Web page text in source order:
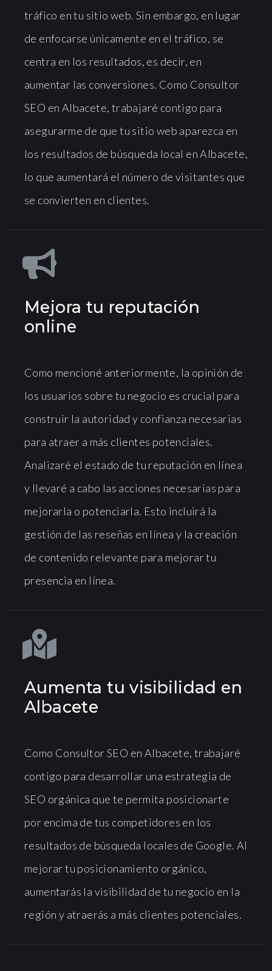
tráfico en tu sitio web. Sin embargo, en lugar
de enfocarse únicamente en el tráfico, se
centra en los resultados, es decir, en
aumentar las conversiones. Como Consultor
SEO en Albacete, trabajaré contigo para
asegurarme de que tu sitio web aparezca en
los resultados de búsqueda local en Albacete,
lo que aumentará el número de visitantes que
se convierten en clientes.
Mejora tu reputación
online
Como mencioné anteriormente, la opinión de
los usuarios sobre tu negocio es crucial para
construir la autoridad y confianza necesarias
para atraer a más clientes potenciales.
Analizaré el estado de tu reputación en línea
y llevaré a cabo las acciones necesarias para
mejorarla o potenciarla. Esto incluirá la
gestión de las reseñas en línea y la creación
de contenido relevante para mejorar tu
presencia en línea.
Aumenta tu visibilidad en
Albacete
Como Consultor SEO en Albacete, trabajaré
contigo para desarrollar una estrategia de
SEO orgánica que te permita posicionarte
por encima de tus competidores en los
resultados de búsqueda locales de Google. Al
mejorar tu posicionamiento orgánico,
aumentarás la visibilidad de tu negocio en la
región y atraerás a más clientes potenciales.